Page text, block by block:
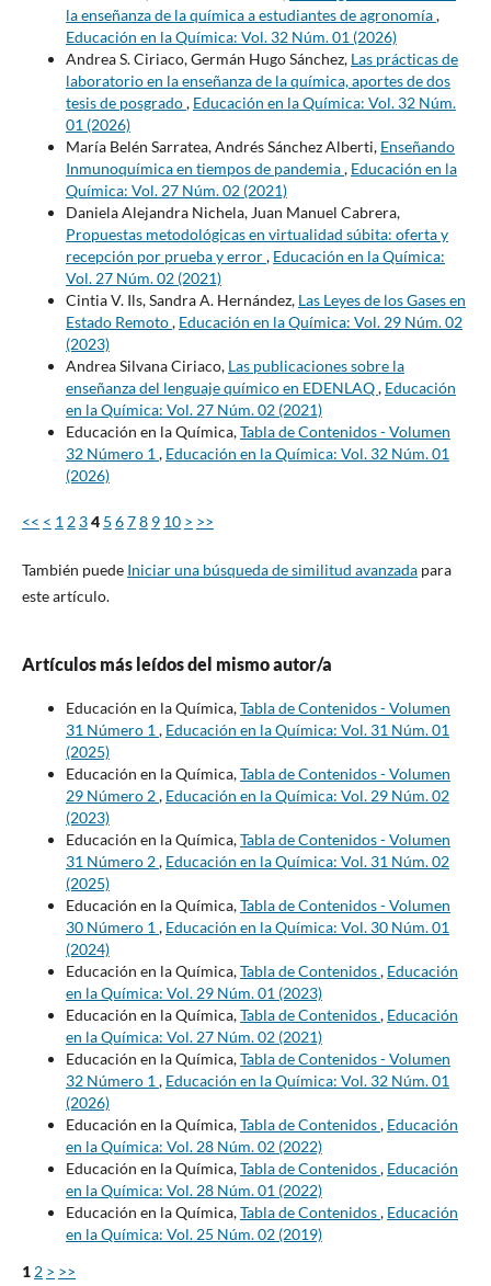
la enseñanza de la química a estudiantes de agronomía,
Educación en la Química: Vol. 32 Núm. 01 (2026)
Andrea S. Ciriaco, Germán Hugo Sánchez, Las prácticas de
laboratorio en la enseñanza de la química, aportes de dos
tesis de posgrado, Educación en la Química: Vol. 32 Núm.
01 (2026)
María Belén Sarratea, Andrés Sánchez Alberti, Enseñando
Inmunoquímica en tiempos de pandemia, Educación en la
Química: Vol. 27 Núm. 02 (2021)
Daniela Alejandra Nichela, Juan Manuel Cabrera,
Propuestas metodológicas en virtualidad súbita: oferta y
recepción por prueba y error, Educación en la Química:
Vol. 27 Núm. 02 (2021)
Cintia V. Ils, Sandra A. Hernández, Las Leyes de los Gases en
Estado Remoto, Educación en la Química: Vol. 29 Núm. 02
(2023)
Andrea Silvana Ciriaco, Las publicaciones sobre la
enseñanza del lenguaje químico en EDENLAQ, Educación
en la Química: Vol. 27 Núm. 02 (2021)
Educación en la Química,Tabla de Contenidos - Volumen
32 Número 1 , Educación en la Química: Vol. 32 Núm. 01
(2026)
<< < 1 2 34 5 678 9 10 > >>
También puede Iniciar una búsqueda de similitud avanzadapara
este artículo.
Artículos más leídos del mismo autor/a
Educación en la Química,Tabla de Contenidos - Volumen
31 Número 1 , Educación en la Química: Vol. 31 Núm. 01
(2025)
Educación en la Química,Tabla de Contenidos - Volumen
29 Número 2, Educación en la Química: Vol. 29 Núm. 02
(2023)
Educación en la Química,Tabla de Contenidos - Volumen
31 Número 2, Educación en la Química: Vol. 31 Núm. 02
(2025)
Educación en la Química,Tabla de Contenidos - Volumen
30 Número 1 , Educación en la Química: Vol. 30 Núm. 01
(2024)
Educación en la Química,Tabla de Contenidos, Educación
en la Química: Vol. 29 Núm. 01 (2023)
Educación en la Química,Tabla de Contenidos, Educación
en la Química: Vol. 27 Núm. 02 (2021)
Educación en la Química,Tabla de Contenidos - Volumen
32 Número 1 , Educación en la Química: Vol. 32 Núm. 01
(2026)
Educación en la Química,Tabla de Contenidos, Educación
en la Química: Vol. 28 Núm. 02 (2022)
Educación en la Química,Tabla de Contenidos, Educación
en la Química: Vol. 28 Núm. 01 (2022)
Educación en la Química,Tabla de Contenidos, Educación
en la Química: Vol. 25 Núm. 02 (2019)
1 2 > >>